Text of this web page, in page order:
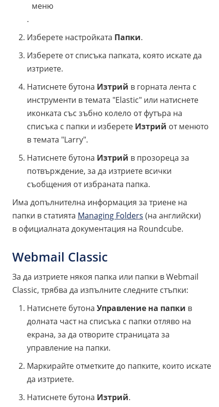
меню
.
Изберете настройката Папки.
Изберете от списъка папката, която искате да
изтриете.
Натиснете бутона Изтрий в горната лента с
инструменти в темата "Elastic" или натиснете
иконката със зъбно колело от футъра на
списъка с папки и изберете Изтрий от менюто
в темата "Larry".
Натиснете бутона Изтрий в прозореца за
потвърждение, за да изтриете всички
съобщения от избраната папка.
Има допълнителна информация за триене на
папки в статията Managing Folders (на английски)
в официалната документация на Roundcube.
Webmail Classic
За да изтриете някоя папка или папки в Webmail
Classic, трябва да изпълните следните стъпки:
Натиснете бутона Управление на папки в
долната част на списъка с папки отляво на
екрана, за да отворите страницата за
управление на папки.
Маркирайте отметките до папките, които искате
да изтриете.
Натиснете бутона Изтрий.